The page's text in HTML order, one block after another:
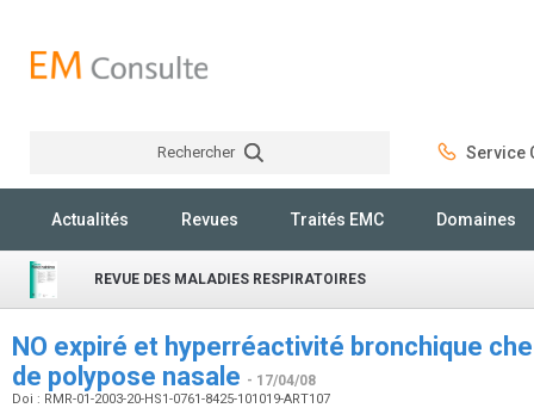
Rechercher Service
Actualités Revues Traités EMC Domaines
REVUE DES MALADIES RESPIRATOIRES
NO expiré et hyperréactivité bronchique
de polypose nasale - 17/04/08
Doi : RMR-01-2003-20-HS1-0761-8425-101019-ART107